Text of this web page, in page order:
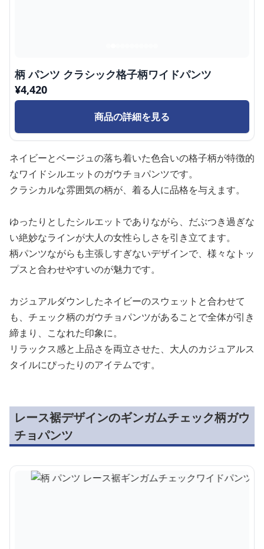
柄 パンツ クラシック格子柄ワイドパンツ
¥4,420
商品の詳細を見る
ネイビーとベージュの落ち着いた色合いの格子柄が特徴的
なワイドシルエットのガウチョパンツです。
クラシカルな雰囲気の柄が、着る人に品格を与えます。
ゆったりとしたシルエットでありながら、だぶつき過ぎな
い絶妙なラインが大人の女性らしさを引き立てます。
柄パンツながらも主張しすぎないデザインで、様々なトッ
プスと合わせやすいのが魅力です。
カジュアルダウンしたネイビーのスウェットと合わせて
も、チェック柄のガウチョパンツがあることで全体が引き
締まり、こなれた印象に。
リラックス感と上品さを両立させた、大人のカジュアルス
タイルにぴったりのアイテムです。
レース裾デザインのギンガムチェック柄ガウ
チョパンツ